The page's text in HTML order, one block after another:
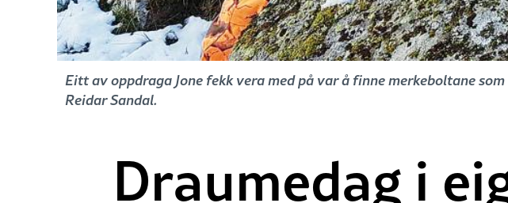
Eitt av oppdraga Jone fekk vera med på var å finne merkeboltane
Reidar Sandal.
Draumedag i